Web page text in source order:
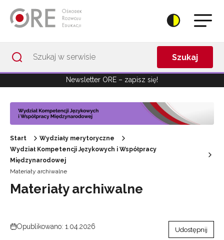
Szukaj
Newsletter ORE – zapisz się!
Start
Wydziały merytoryczne
Wydział Kompetencji Językowych i Współpracy
Międzynarodowej
Materiały archiwalne
Materiały archiwalne
Opublikowano: 1.04.2026 Udostępnij